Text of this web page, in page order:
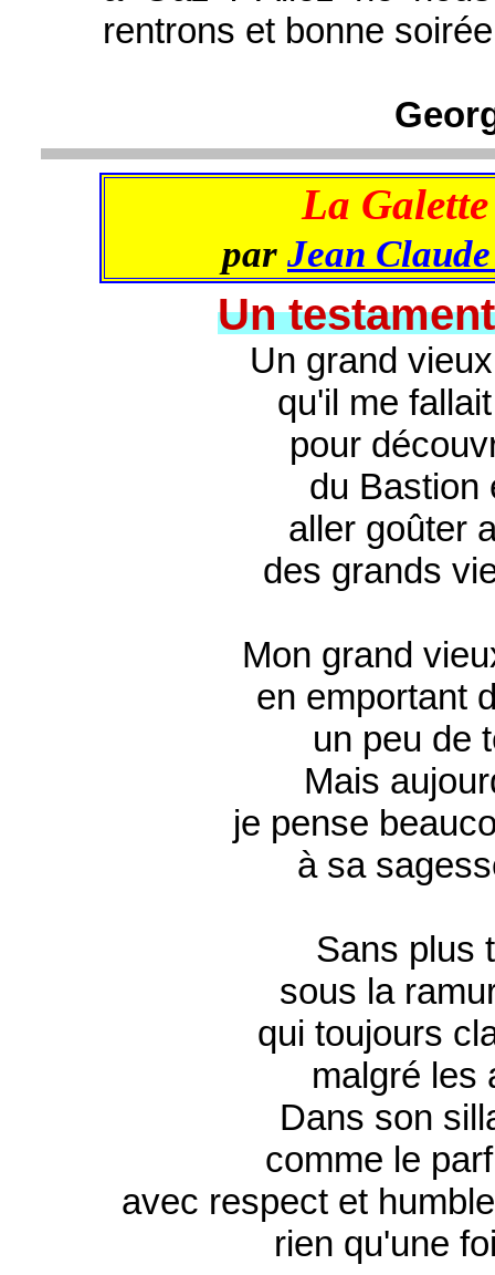
rentrons et bonne
La
par Jean
Un
Un grand
qu'il me
pour
du Bastion
aller goûter
des grands
Mon grand
en emportant
un peu de
Mais
je pense
à sa
Sans plus
sous la
qui toujours
malgré les
Dans son
comme le
avec respect et
rien qu'une